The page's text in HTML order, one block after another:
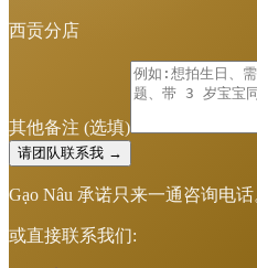
西贡分店
其他备注 (选填)
请团队联系我 →
Gạo Nâu 承诺只来一通咨询电话
或直接联系我们: